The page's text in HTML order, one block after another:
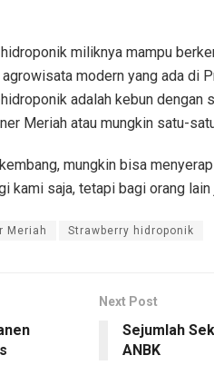
miliknya mampu
modern yang ada di
adalah kebun
Meriah atau mungkin satu-
mungkin bisa
kami saja, tetapi bagi orang lain
Meriah Strawberry hidroponik
Next Post
Sejumlah
ANBK